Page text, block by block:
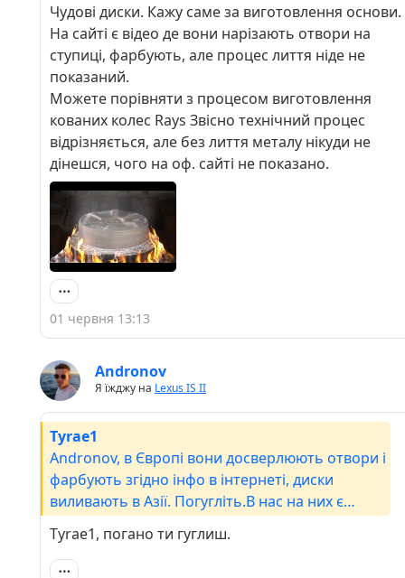
кілька ключових фактів про їхнє
виробництво:Повний цикл на місці: Весь
процес — від концепту, дизайну та лиття
(включаючи використання технології Flow
Forming для полегшених серій) до фарбування
і фінального свердління отворів під потрібну
розболтовку (PCD) — відбувається
безпосередньо на фабриці в Польщі.Чому
«Japan»? Така назва — це чистий маркетинг.
Бренд створювався з прицілом на любителів
японського стилю, дріфту та стенсу,
пропонуючи естетику культових і дуже
дорогих оригінальних брендів (на кшталт RAYS,
Work чи Enkei) за доступнішою ціною.Тож хоча
за духом і дизайном вони орієнтовані на
повністю європейський продукт, що
виготовляється за стандартами якості ЄС.
Чудові диски. Кажу саме за виготовлення основи.
На сайті є відео де вони нарізають отвори на
ступиці, фарбують, але процес лиття ніде не
показаний.
Можете порівняти з процесом виготовлення
кованих колес Rays Звісно технічний процес
відрізняється, але без лиття металу нікуди не
дінешся, чого на оф. сайті не показано.
01 червня 13:13
Andronov
Я їжджу на Lexus IS II
Tyrae1
Andronov, в Європі вони досверлюють отвори і
фарбують згідно інфо в інтернеті, диски
виливають в Азії. Погугліть.В нас на них є
звісно за свій кошт гарний варіант. Я собі такі і
розглядав першочергово.
Tyrae1, погано ти гуглиш.